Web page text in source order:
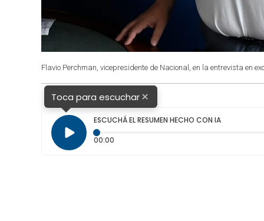
Flavio Perchman, vicepresidente de Nacional, en la entrevista en
Toca para escuchar×
ESCUCHÁ EL RESUMEN HECHO CON IA
00:00